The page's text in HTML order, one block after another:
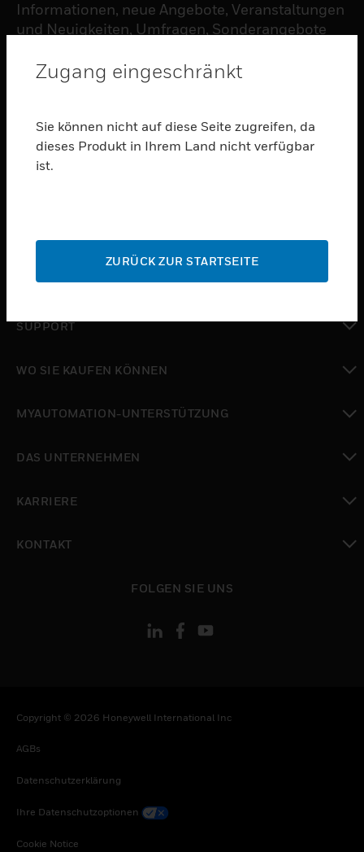
Informationen, neue Angebote, Veranstaltungen
und Neuigkeiten, Umfragen, Sonderangebote
PRODUKTE
DIENSTE
BRANCHEN
SUPPORT
WO SIE KAUFEN KÖNNEN
MYAUTOMATION-UNTERSTÜTZUNG
DAS UNTERNEHMEN
KARRIERE
KONTAKT
FOLGEN SIE UNS
Copyright © 2026 Honeywell International Inc
AGBs
Datenschutzerklärung
Ihre Datenschutzoptionen
Cookie Notice
Zugang eingeschränkt
Sie können nicht auf diese Seite zugreifen, da
dieses Produkt in Ihrem Land nicht verfügbar
ist.
ZURÜCK ZUR STARTSEITE